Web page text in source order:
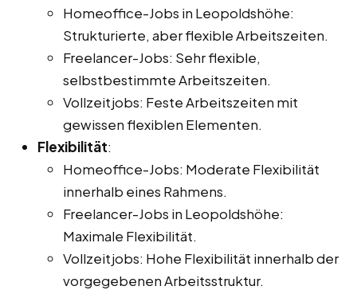
Homeoffice-Jobs in Leopoldshöhe:
Strukturierte, aber flexible Arbeitszeiten.
Freelancer-Jobs: Sehr flexible,
selbstbestimmte Arbeitszeiten.
Vollzeitjobs: Feste Arbeitszeiten mit
gewissen flexiblen Elementen.
Flexibilität:
Homeoffice-Jobs: Moderate Flexibilität
innerhalb eines Rahmens.
Freelancer-Jobs in Leopoldshöhe:
Maximale Flexibilität.
Vollzeitjobs: Hohe Flexibilität innerhalb der
vorgegebenen Arbeitsstruktur.